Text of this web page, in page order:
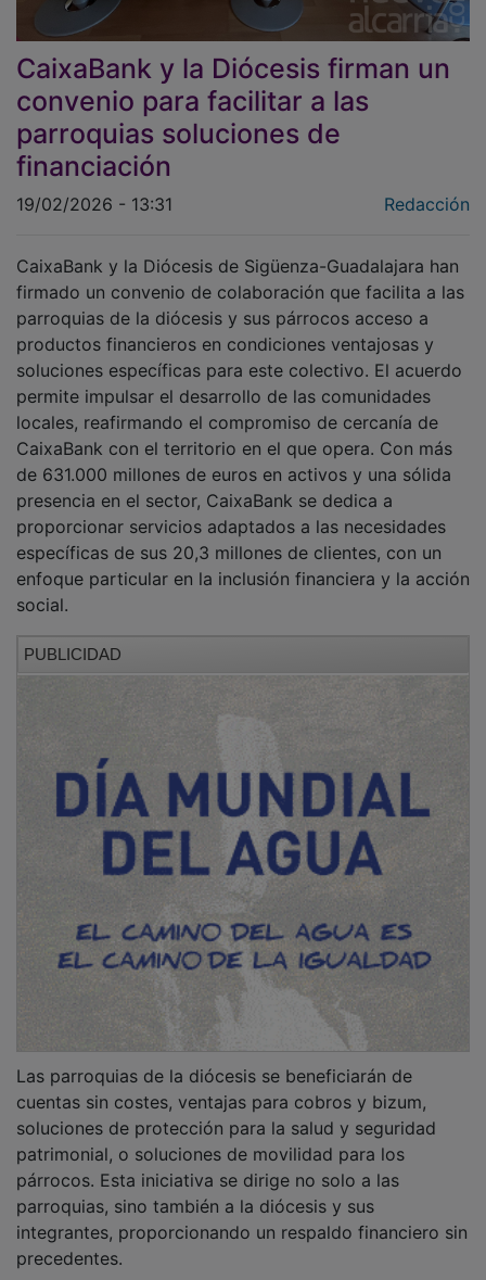
CaixaBank y la Diócesis firman un
convenio para facilitar a las
parroquias soluciones de
financiación
firmado un convenio de colaboración que facilita a las
parroquias de la diócesis y sus párrocos acceso a
productos financieros en condiciones ventajosas y
soluciones específicas para este colectivo. El acuerdo
permite impulsar el desarrollo de las comunidades
locales, reafirmando el compromiso de cercanía de
CaixaBank con el territorio en el que opera. Con más
de 631.000 millones de euros en activos y una sólida
presencia en el sector, CaixaBank se dedica a
proporcionar servicios adaptados a las necesidades
específicas de sus 20,3 millones de clientes, con un
enfoque particular en la inclusión financiera y la acción
social.
cuentas sin costes, ventajas para cobros y bizum,
soluciones de protección para la salud y seguridad
patrimonial, o soluciones de movilidad para los
párrocos. Esta iniciativa se dirige no solo a las
parroquias, sino también a la diócesis y sus
integrantes, proporcionando un respaldo financiero sin
precedentes.